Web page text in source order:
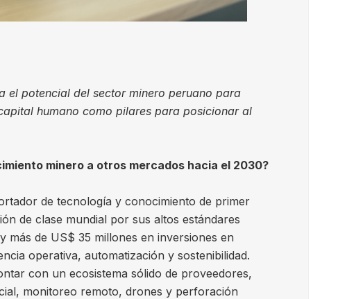
el potencial del sector minero peruano para
humano como pilares para posicionar al
minero a otros mercados hacia el 2030?
de tecnología y conocimiento de primer
de clase mundial por sus altos estándares
de US$ 35 millones en inversiones en
operativa, automatización y sostenibilidad.
con un ecosistema sólido de proveedores,
monitoreo remoto, drones y perforación